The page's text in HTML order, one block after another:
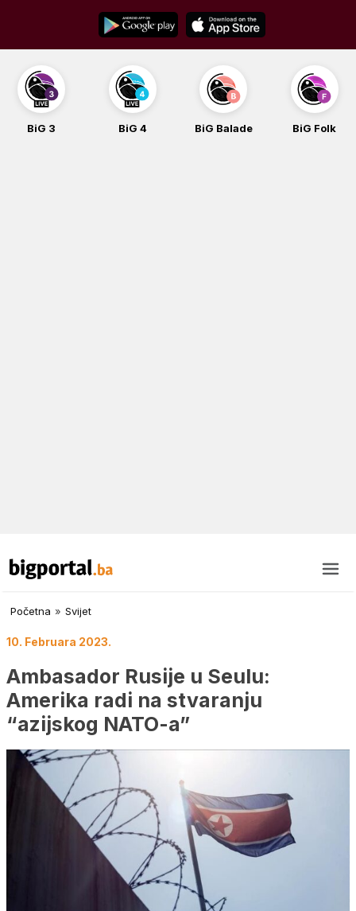
content
BiG 3 BiG 4 BiG Balade BiG Folk
Početna » Svijet
10. Februara 2023.
Ambasador Rusije u Seulu:
Amerika radi na stvaranju
“azijskog NATO-a”